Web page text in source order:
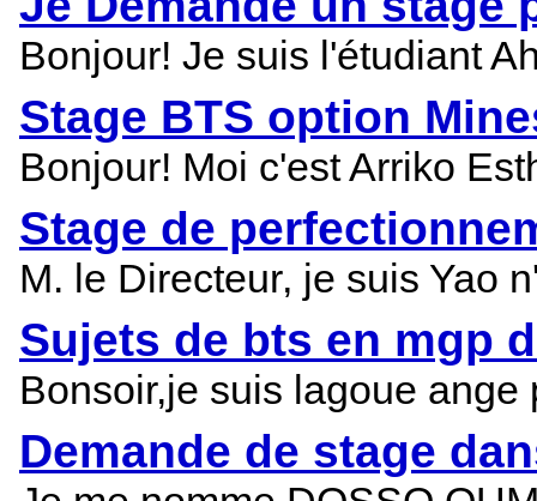
Bonjour! Je suis l'étudiant
Stage BTS option
Bonjour! Moi c'est Arriko
Stage de
M. le Directeur‚ je suis Yao
Sujets de bts en mgp
Bonsoir,je suis lagoue
Demande de stage